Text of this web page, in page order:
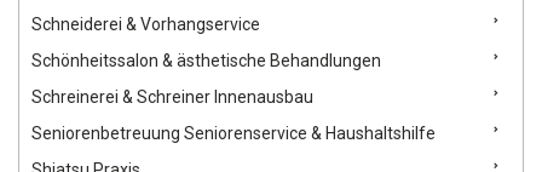
Schneiderei & Vorhangservice
Schönheitssalon & ästhetische Behandlungen
Schreinerei & Schreiner Innenausbau
Seniorenbetreuung Seniorenservice & Haushaltshilfe